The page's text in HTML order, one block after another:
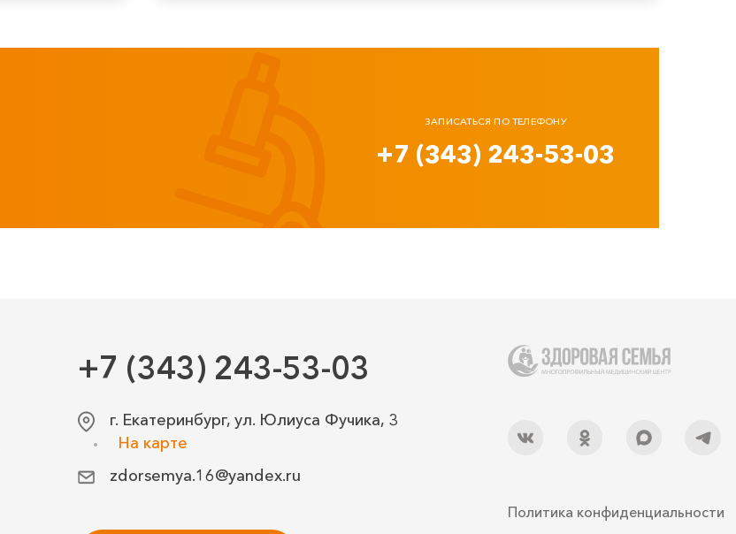
ЗАПИСАТЬСЯ ПО ТЕЛЕФОНУ
+7 (343) 243-53-03
+7 (343) 243-53-03
г. Екатеринбург, ул. Юлиуса Фучика, 3
На карте
zdorsemya.16@yandex.ru
Политика конфиденциальности